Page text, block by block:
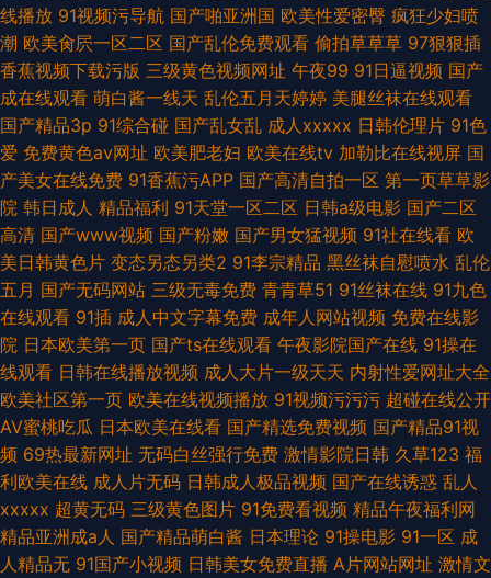
线播放 91视频污导航 国产啪亚洲国 欧美性爱密臀 疯狂少妇喷
潮 欧美肏屄一区二区 国产乱伦免费观看 偷拍草草草 97狠狠插
香蕉视频下载污版 三级黄色视频网址 午夜99 91日逼视频 国产
成在线观看 萌白酱一线天 乱伦五月天婷婷 美腿丝袜在线观看
国产精品3p 91综合碰 国产乱女乱 成人xxxxx 日韩伦理片 91色
爱 免费黄色av网址 欧美肥老妇 欧美在线tv 加勒比在线视屏 国
产美女在线免费 91香蕉污APP 国产高清自拍一区 第一页草草影
院 韩日成人 精品福利 91天堂一区二区 日韩a级电影 国产二区
高清 国产www视频 国产粉嫩 国产男女猛视频 91社在线看 欧
美日韩黄色片 变态另态另类2 91李宗精品 黑丝袜自慰喷水 乱伦
五月 国产无码网站 三级无毒免费 青青草51 91丝袜在线 91九色
在线观看 91插 成人中文字幕免费 成年人网站视频 免费在线影
院 日本欧美第一页 国产ts在线观看 午夜影院国产在线 91操在
线观看 日韩在线播放视频 成人大片一级天天 内射性爱网址大全
欧美社区第一页 欧美在线视频播放 91视频污污污 超碰在线公开
AV蜜桃吃瓜 日本欧美在线看 国产精选免费视频 国产精品91视
频 69热最新网址 无码白丝强行免费 激情影院日韩 久草123 福
利欧美在线 成人片无码 日韩成人极品视频 国产在线诱惑 乱人
xxxxx 超黄无码 三级黄色图片 91免费看视频 精品午夜福利网
精品亚洲成a人 国产精品萌白酱 日本理论 91操电影 91一区 成
人精品无 91国产小视频 日韩美女免费直播 A片网站网址 激情文